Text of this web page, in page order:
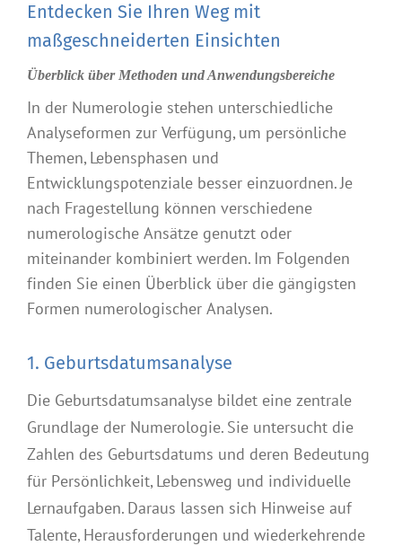
Entdecken Sie Ihren Weg mit
maßgeschneiderten Einsichten
Überblick über Methoden und Anwendungsbereiche
In der Numerologie stehen unterschiedliche
Analyseformen zur Verfügung, um persönliche
Themen, Lebensphasen und
Entwicklungspotenziale besser einzuordnen. Je
nach Fragestellung können verschiedene
numerologische Ansätze genutzt oder
miteinander kombiniert werden. Im Folgenden
finden Sie einen Überblick über die gängigsten
Formen numerologischer Analysen.
1. Geburtsdatumsanalyse
Die Geburtsdatumsanalyse bildet eine zentrale
Grundlage der Numerologie. Sie untersucht die
Zahlen des Geburtsdatums und deren Bedeutung
für Persönlichkeit, Lebensweg und individuelle
Lernaufgaben. Daraus lassen sich Hinweise auf
Talente, Herausforderungen und wiederkehrende